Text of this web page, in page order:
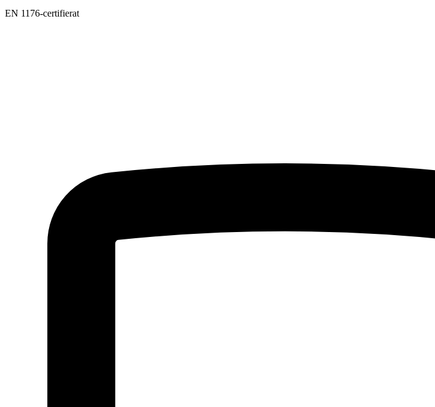
EN 1176-certifierat